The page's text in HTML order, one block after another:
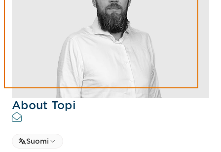
About Topi
Select language
Select Language
Suomi